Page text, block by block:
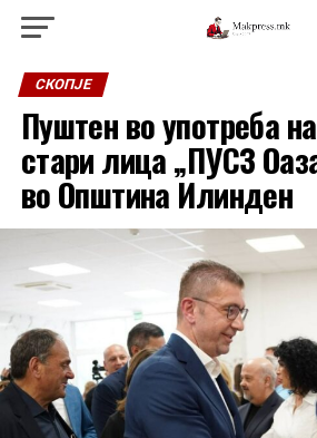
СКОПЈЕ
Пуштен во употреба
стари лица „ПУСЗ
во Општина Илинден